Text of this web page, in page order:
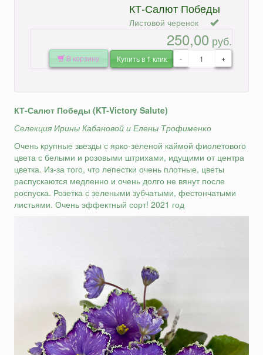
КТ-Салют Победы
Листовой черенок
250,00 руб.
- +
В корзину Купить в 1 клик
КТ-Салют Победы (KT-Victory Salute)
Селекция Ирины Кабановой и Елены Трофименко
Очень крупные звезды с ярко-зеленой каймой фиолетового
цвета с белыми и розовыми штрихами, идущими от центра
цветка. Из-за того, что лепестки очень плотные, цветы
распускаются медленно и очень долго не вянут после
роспуска. Розетка с зелеными зубчатыми, фестончатыми
листьями. Очень эффектный сорт! 2021 год